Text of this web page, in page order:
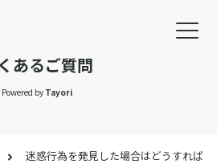
あるご質問
Powered by Tayori
迷惑行為を発見した場合はどうすれば